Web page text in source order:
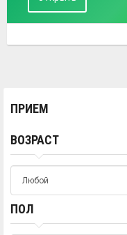
ПРИЕМ
ВОЗРАСТ
ПОЛ